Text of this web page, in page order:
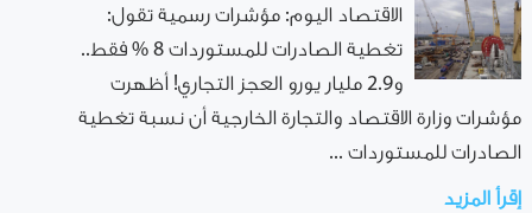
الاقتصاد اليوم: مؤشرات رسمية تقول:
تغطية الصادرات للمستوردات 8 % فقط..
و2.9 مليار يورو العجز التجاري! أظهرت
مؤشرات وزارة الاقتصاد والتجارة الخارجية أن نسبة تغطية
الصادرات للمستوردات ...
إقرأ المزيد